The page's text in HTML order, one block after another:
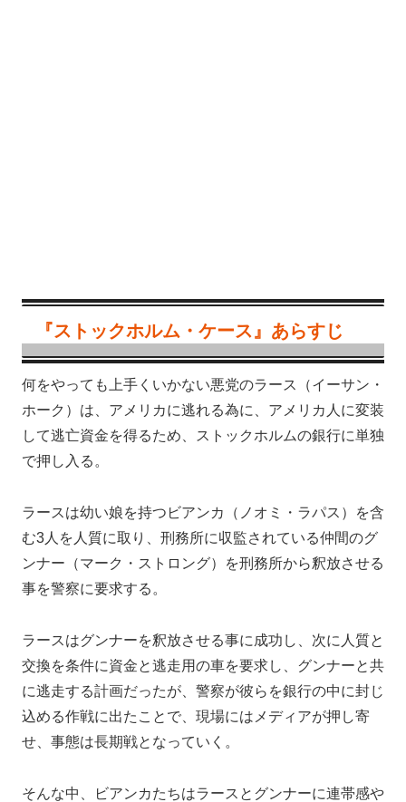
『ストックホルム・ケース』あらすじ
何をやっても上手くいかない悪党のラース（イーサン・
ホーク）は、アメリカに逃れる為に、アメリカ人に変装
して逃亡資金を得るため、ストックホルムの銀行に単独
で押し入る。
ラースは幼い娘を持つビアンカ（ノオミ・ラパス）を含
む3人を人質に取り、刑務所に収監されている仲間のグ
ンナー（マーク・ストロング）を刑務所から釈放させる
事を警察に要求する。
ラースはグンナーを釈放させる事に成功し、次に人質と
交換を条件に資金と逃走用の車を要求し、グンナーと共
に逃走する計画だったが、警察が彼らを銀行の中に封じ
込める作戦に出たことで、現場にはメディアが押し寄
せ、事態は長期戦となっていく。
そんな中、ビアンカたちはラースとグンナーに連帯感や